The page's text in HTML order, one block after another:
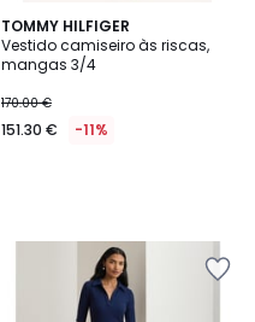
TOMMY HILFIGER
Vestido camiseiro às riscas,
mangas 3/4
170.00 €
151.30 € -11%